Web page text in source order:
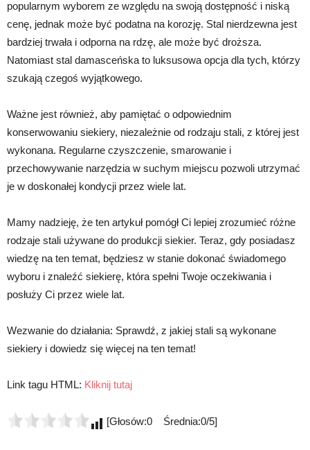
popularnym wyborem ze względu na swoją dostępność i niską
cenę, jednak może być podatna na korozję. Stal nierdzewna jest
bardziej trwała i odporna na rdzę, ale może być droższa.
Natomiast stal damasceńska to luksusowa opcja dla tych, którzy
szukają czegoś wyjątkowego.
Ważne jest również, aby pamiętać o odpowiednim
konserwowaniu siekiery, niezależnie od rodzaju stali, z której jest
wykonana. Regularne czyszczenie, smarowanie i
przechowywanie narzędzia w suchym miejscu pozwoli utrzymać
je w doskonałej kondycji przez wiele lat.
Mamy nadzieję, że ten artykuł pomógł Ci lepiej zrozumieć różne
rodzaje stali używane do produkcji siekier. Teraz, gdy posiadasz
wiedzę na ten temat, będziesz w stanie dokonać świadomego
wyboru i znaleźć siekierę, która spełni Twoje oczekiwania i
posłuży Ci przez wiele lat.
Wezwanie do działania: Sprawdź, z jakiej stali są wykonane
siekiery i dowiedz się więcej na ten temat!
Link tagu HTML: Kliknij tutaj
[Głosów:0 Średnia:0/5]